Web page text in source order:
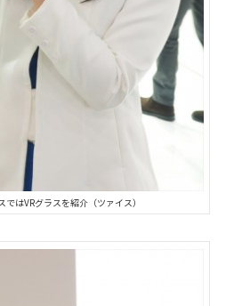
ではVRグラスを紹介（ツァイス）